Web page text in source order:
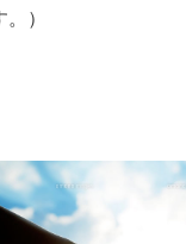
）